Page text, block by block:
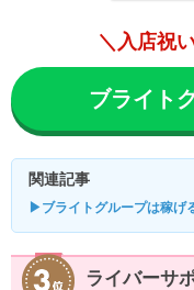
＼入店祝
ブライト
関連記事
▶ブライトグループは稼げ
ライバーサ